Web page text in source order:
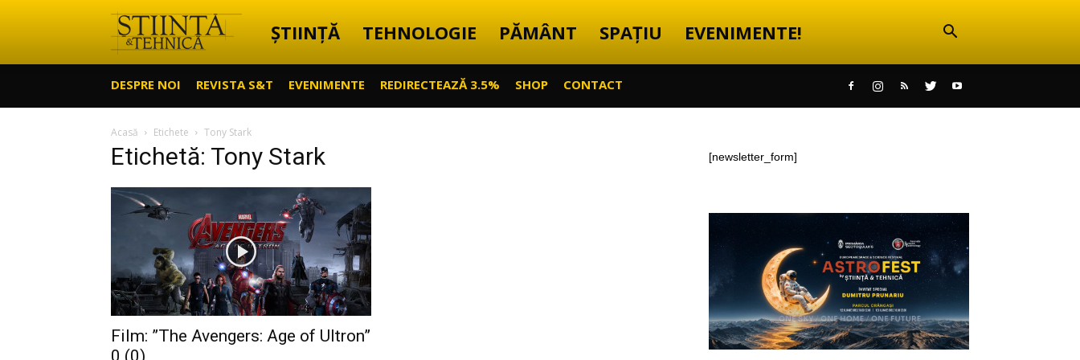
Știință
Tehnică
ȘTIINȚĂ TEHNOLOGIE PĂMÂNT SPAȚIU EVENIMENTE!
DESPRE NOI REVISTA S&T EVENIMENTE REDIRECTEAZĂ 3.5% SHOP CONTACT
Acasă Etichete Tony Stark
Etichetă: Tony Stark
Film: ”The Avengers: Age of Ultron”
0 (0)
[newsletter_form]